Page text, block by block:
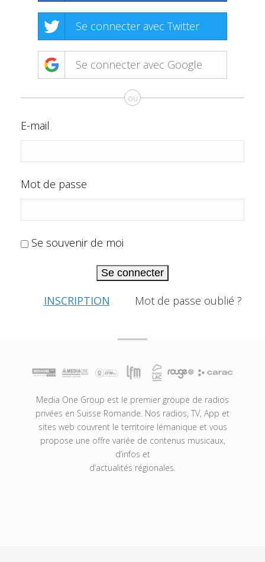
Se connecter avec Twitter
Se connecter avec Google
ou
E-mail
Mot de passe
Se souvenir de moi
Se connecter
INSCRIPTION Mot de passe oublié ?
Media One Group est le premier groupe de radios
privées en Suisse Romande. Nos radios, TV, App et
sites web couvrent le territoire lémanique et vous
propose une offre variée de contenus musicaux,
d’infos et
d’actualités régionales.